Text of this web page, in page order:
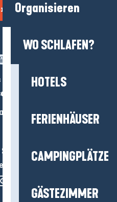
Organisieren
WO SCHLAFEN?
HOTELS
FERIENHÄUSER
CAMPINGPLÄTZE
GÄSTEZIMMER
Sie uns
in
hier klicken
uns!